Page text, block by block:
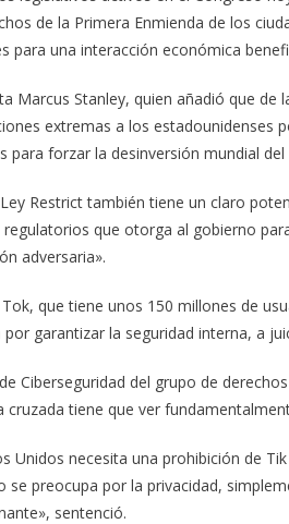
de la Primera Enmienda de los
para una interacción económica
Marcus Stanley, quien añadió que de
extremas a los estadounidenses
para forzar la desinversión mundial
Restrict también tiene un claro
que otorga al gobierno
adversaria».
que tiene unos 150 millones de
garantizar la seguridad interna, a
Ciberseguridad del grupo de
cruzada tiene que ver
Unidos necesita una prohibición de
se preocupa por la privacidad,
sentenció.